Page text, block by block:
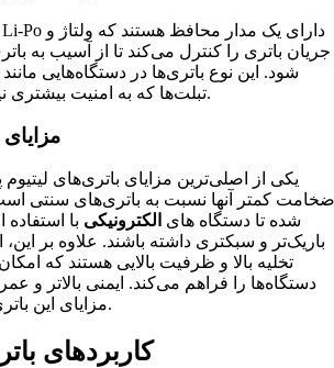
جریان باتری را کنترل می‌کند تا از آسیب به
شود. این نوع باتری‌ها در دستگاه‌هایی
تبلت‌ها که به امنیت بیشتری نیاز دارند، کاربرد دارند.
مزایای
یکی از اصلی‌ترین مزایای باتری‌های
ضخامت کمتر آنها نسبت به باتری‌های سنتی
شده تا دستگاه‌ های الکترونیکی با
باریک‌تر و سبکتری داشته باشند. علاوه بر این،
تخلیه بالا و ظرفیت بالایی هستند که
دستگاه‌ها را فراهم می‌کند. ایمنی بالاتر و عمر
مزایای این باتری‌ها محسوب می‌شود.
کاربردهای